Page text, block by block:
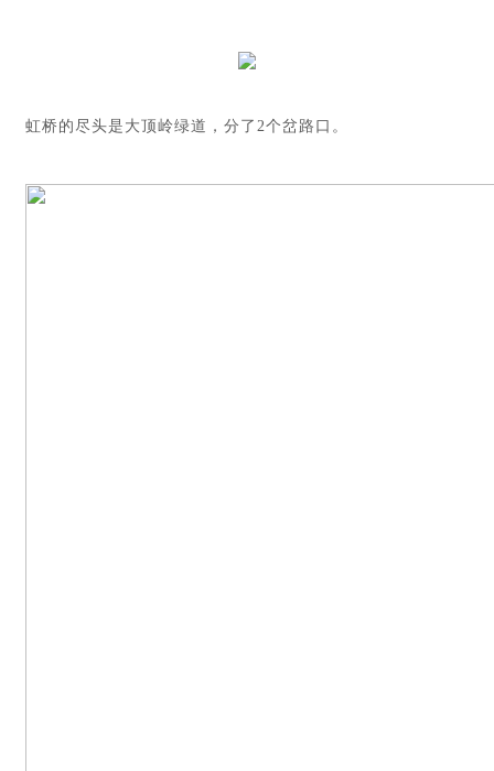
虹桥的尽头是大顶岭绿道，分了2个岔路口。